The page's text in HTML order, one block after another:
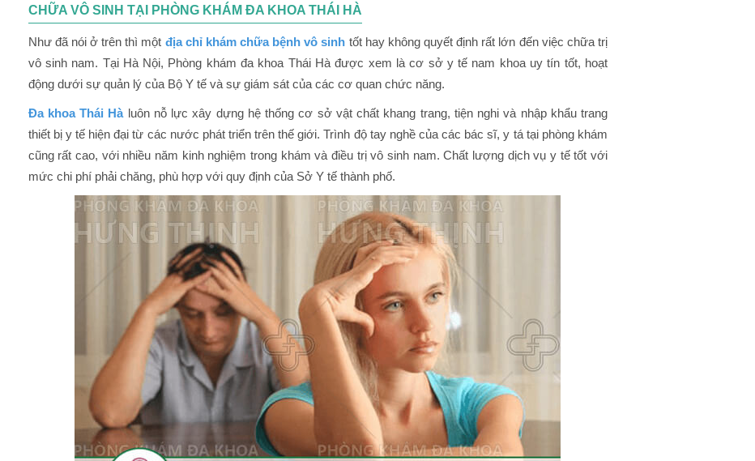
CHỮA VÔ SINH TẠI PHÒNG KHÁM ĐA KHOA THÁI HÀ
Như đã nói ở trên thì một địa chỉ khám chữa bệnh vô sinh tốt hay không quyết định rất lớn đến việc chữa trị
vô sinh nam. Tại Hà Nội, Phòng khám đa khoa Thái Hà được xem là cơ sở y tế nam khoa uy tín tốt, hoạt
động dưới sự quản lý của Bộ Y tế và sự giám sát của các cơ quan chức năng.
Đa khoa Thái Hàluôn nỗ lực xây dựng hệ thống cơ sở vật chất khang trang, tiện nghi và nhập khẩu trang
thiết bị y tế hiện đại từ các nước phát triển trên thế giới. Trình độ tay nghề của các bác sĩ, y tá tại phòng khám
cũng rất cao, với nhiều năm kinh nghiệm trong khám và điều trị vô sinh nam. Chất lượng dịch vụ y tế tốt với
mức chi phí phải chăng, phù hợp với quy định của Sở Y tế thành phố.